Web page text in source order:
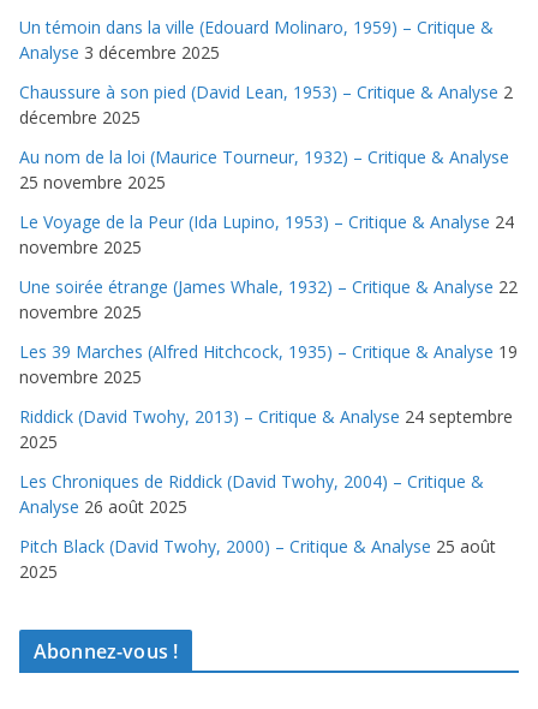
Un témoin dans la ville (Edouard Molinaro, 1959) – Critique &
Analyse 3 décembre 2025
Chaussure à son pied (David Lean, 1953) – Critique & Analyse 2
décembre 2025
Au nom de la loi (Maurice Tourneur, 1932) – Critique & Analyse
25 novembre 2025
Le Voyage de la Peur (Ida Lupino, 1953) – Critique & Analyse 24
novembre 2025
Une soirée étrange (James Whale, 1932) – Critique & Analyse 22
novembre 2025
Les 39 Marches (Alfred Hitchcock, 1935) – Critique & Analyse 19
novembre 2025
Riddick (David Twohy, 2013) – Critique & Analyse 24 septembre
2025
Les Chroniques de Riddick (David Twohy, 2004) – Critique &
Analyse 26 août 2025
Pitch Black (David Twohy, 2000) – Critique & Analyse 25 août
2025
Abonnez-vous !